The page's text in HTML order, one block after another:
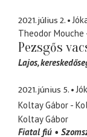
2021. július 2.
Theodor
Pezsgős
Lajos
2021. június 5.
Koltay Gábor -
Koltay Gábor
Fiatal fiú